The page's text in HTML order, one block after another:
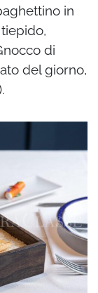
in
di
del giorno,